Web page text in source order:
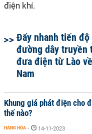
điện khí.
Đẩy nhanh tiến độ
đường dây truyền
đưa điện từ Lào
Nam
Khung giá phát điện cho
thế nào?
HÀNG HÓA - 14-11-2023